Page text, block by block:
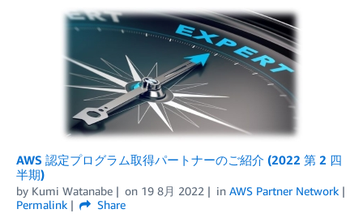
AWS 認定プログラム取得パートナーのご紹介 (2022 第 2 四
半期)
by Kumi Watanabe on 19 8月 2022 in AWS Partner Network
Permalink
Share